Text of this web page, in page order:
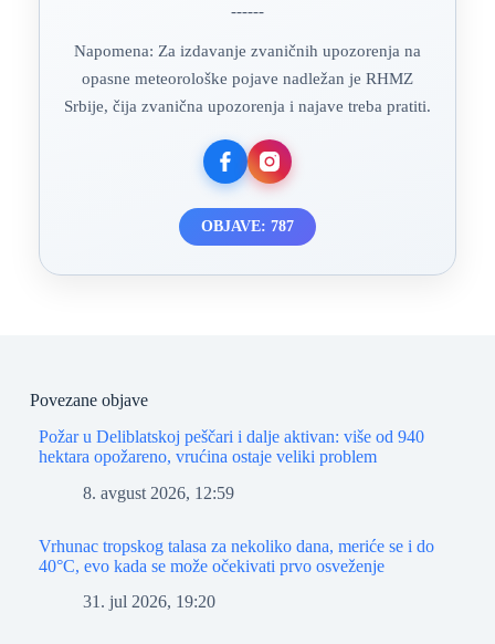
------
Napomena: Za izdavanje zvaničnih upozorenja na
opasne meteorološke pojave nadležan je RHMZ
Srbije, čija zvanična upozorenja i najave treba pratiti.
OBJAVE: 787
Povezane objave
Požar u Deliblatskoj peščari i dalje aktivan: više od 940
hektara opožareno, vrućina ostaje veliki problem
8. avgust 2026, 12:59
Vrhunac tropskog talasa za nekoliko dana, meriće se i do
40°C, evo kada se može očekivati prvo osveženje
31. jul 2026, 19:20